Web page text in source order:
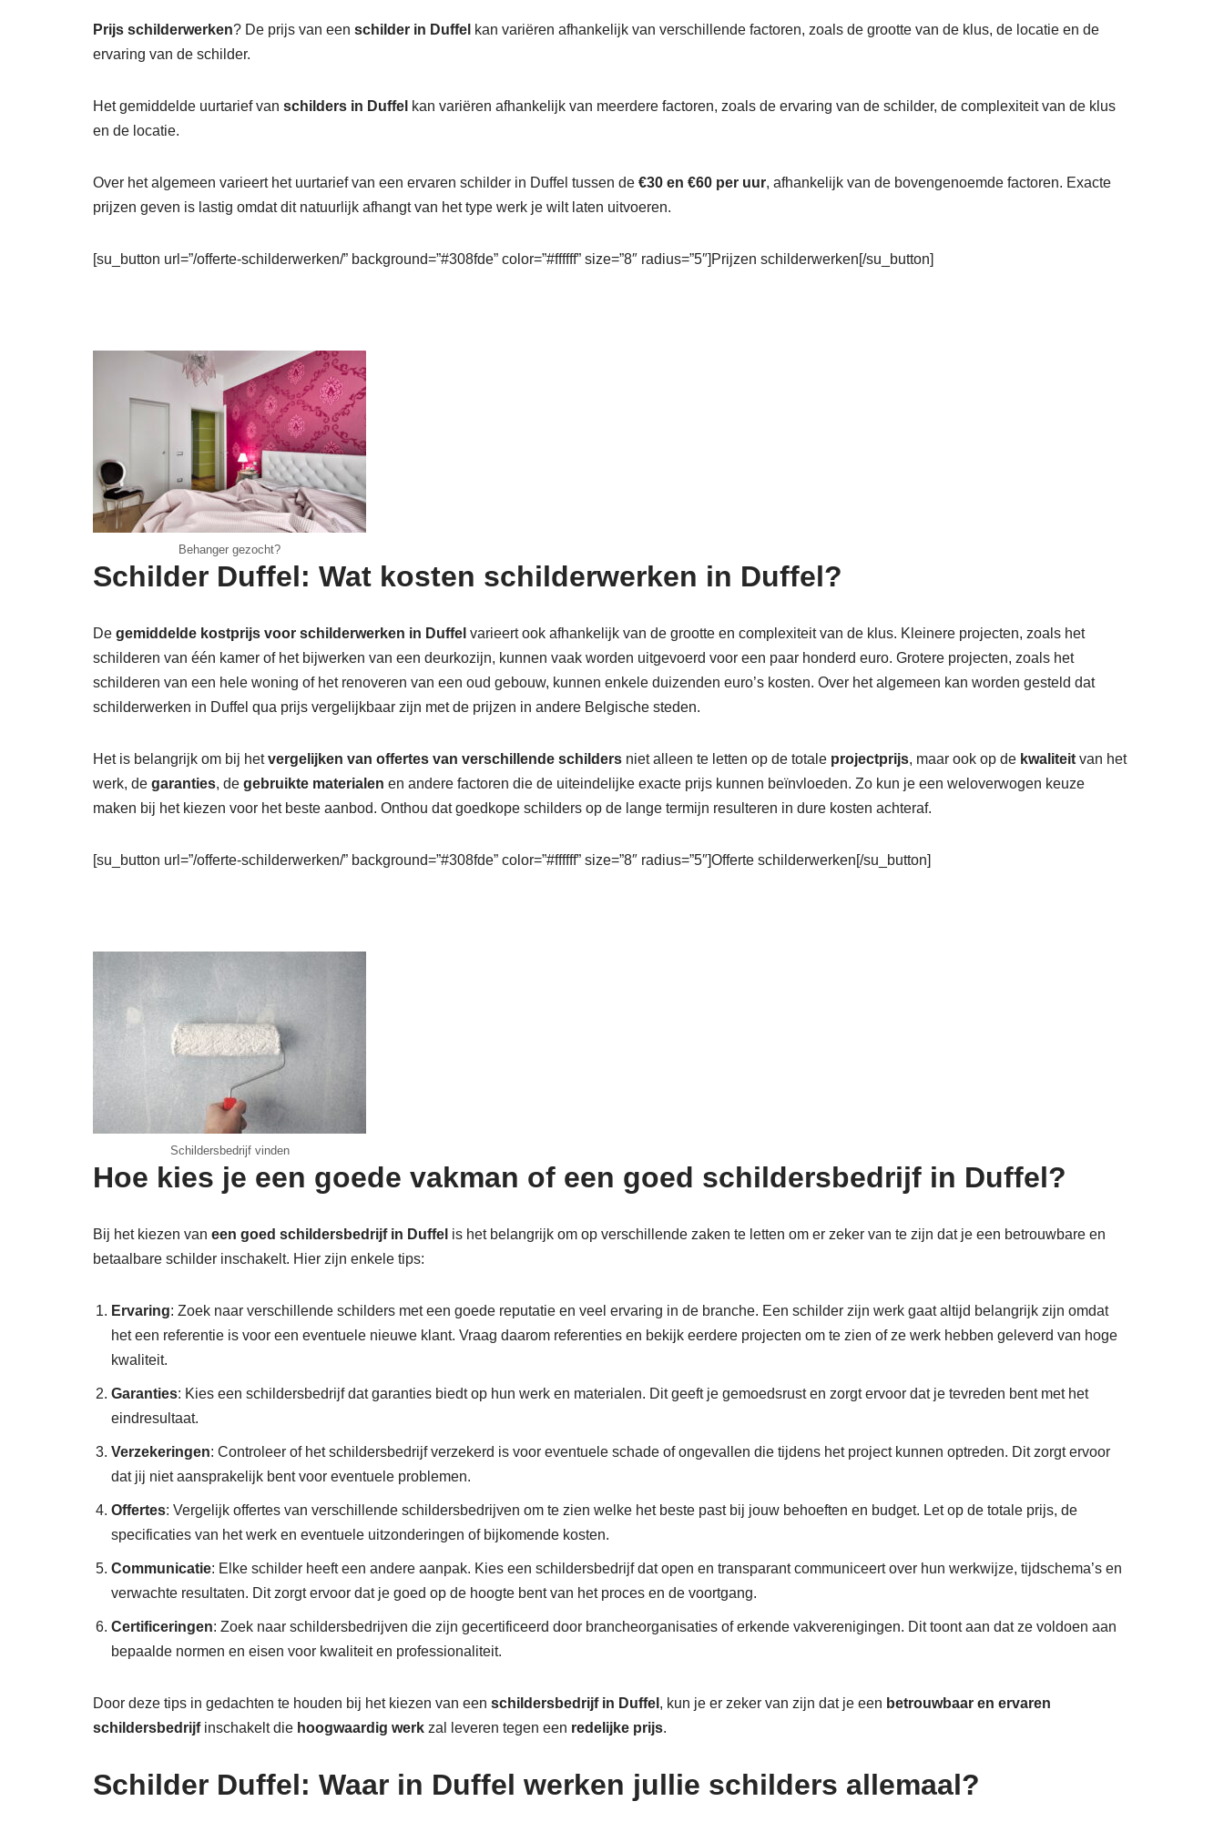
Prijs schilderwerken? De prijs van een schilder in Duffel kan variëren afhankelijk van verschillende factoren, zoals de grootte van de klus, de locatie en de
ervaring van de schilder.
Het gemiddelde uurtarief van schilders in Duffel kan variëren afhankelijk van meerdere factoren, zoals de ervaring van de schilder, de complexiteit van de klus
en de locatie.
Over het algemeen varieert het uurtarief van een ervaren schilder in Duffel tussen de €30 en €60 per uur, afhankelijk van de bovengenoemde factoren. Exacte
prijzen geven is lastig omdat dit natuurlijk afhangt van het type werk je wilt laten uitvoeren.
[su_button url=”/offerte-schilderwerken/” background=”#308fde” color=”#ffffff” size=”8″ radius=”5″]Prijzen schilderwerken[/su_button]
Behanger gezocht?
Schilder Duffel: Wat kosten schilderwerken in Duffel?
De gemiddelde kostprijs voor schilderwerken in Duffel varieert ook afhankelijk van de grootte en complexiteit van de klus. Kleinere projecten, zoals het
schilderen van één kamer of het bijwerken van een deurkozijn, kunnen vaak worden uitgevoerd voor een paar honderd euro. Grotere projecten, zoals het
schilderen van een hele woning of het renoveren van een oud gebouw, kunnen enkele duizenden euro’s kosten. Over het algemeen kan worden gesteld dat
schilderwerken in Duffel qua prijs vergelijkbaar zijn met de prijzen in andere Belgische steden.
Het is belangrijk om bij hetvergelijken van offertes van verschillende schilders niet alleen te letten op de totale projectprijs, maar ook op de kwaliteit van het
werk, de garanties, de gebruikte materialen en andere factoren die de uiteindelijke exacte prijs kunnen beïnvloeden. Zo kun je een weloverwogen keuze
maken bij het kiezen voor het beste aanbod. Onthou dat goedkope schilders op de lange termijn resulteren in dure kosten achteraf.
[su_button url=”/offerte-schilderwerken/” background=”#308fde” color=”#ffffff” size=”8″ radius=”5″]Offerte schilderwerken[/su_button]
Schildersbedrijf vinden
Hoe kies je een goede vakman of een goed schildersbedrijf in Duffel?
Bij het kiezen van een goed schildersbedrijf in Duffel is het belangrijk om op verschillende zaken te letten om er zeker van te zijn dat je een betrouwbare en
betaalbare schilder inschakelt. Hier zijn enkele tips:
Ervaring: Zoek naar verschillende schilders met een goede reputatie en veel ervaring in de branche. Een schilder zijn werk gaat altijd belangrijk zijn omdat
het een referentie is voor een eventuele nieuwe klant. Vraag daarom referenties en bekijk eerdere projecten om te zien of ze werk hebben geleverd van hoge
kwaliteit.
Garanties: Kies een schildersbedrijf dat garanties biedt op hun werk en materialen. Dit geeft je gemoedsrust en zorgt ervoor dat je tevreden bent met het
eindresultaat.
Verzekeringen: Controleer of het schildersbedrijf verzekerd is voor eventuele schade of ongevallen die tijdens het project kunnen optreden. Dit zorgt ervoor
dat jij niet aansprakelijk bent voor eventuele problemen.
Offertes: Vergelijk offertes van verschillende schildersbedrijven om te zien welke het beste past bij jouw behoeften en budget. Let op de totale prijs, de
specificaties van het werk en eventuele uitzonderingen of bijkomende kosten.
Communicatie: Elke schilder heeft een andere aanpak. Kies een schildersbedrijf dat open en transparant communiceert over hun werkwijze, tijdschema’s en
verwachte resultaten. Dit zorgt ervoor dat je goed op de hoogte bent van het proces en de voortgang.
Certificeringen: Zoek naar schildersbedrijven die zijn gecertificeerd door brancheorganisaties of erkende vakverenigingen. Dit toont aan dat ze voldoen aan
bepaalde normen en eisen voor kwaliteit en professionaliteit.
Door deze tips in gedachten te houden bij het kiezen van een schildersbedrijf in Duffel , kun je er zeker van zijn dat je een betrouwbaar en ervaren
schildersbedrijfinschakelt die hoogwaardig werk zal leveren tegen een redelijke prijs.
Schilder Duffel: Waar in Duffel werken jullie schilders allemaal?